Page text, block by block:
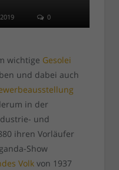
0
wichtige Gesolei
und dabei auch
in der
und
ihren Vorläufer
Show
Volkvon 1937